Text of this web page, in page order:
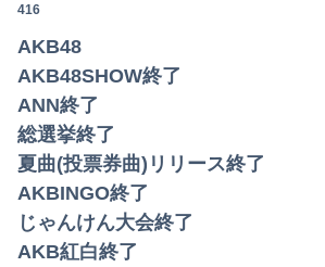
416
AKB48
AKB48SHOW終了
ANN終了
総選挙終了
夏曲(投票券曲)リリース終了
AKBINGO終了
じゃんけん大会終了
AKB紅白終了